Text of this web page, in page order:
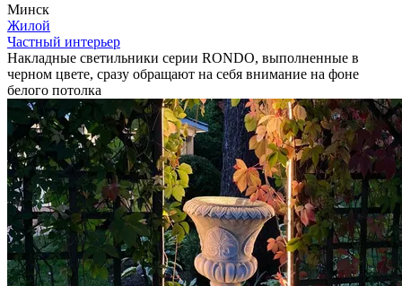
Минск
Жилой
Частный интерьер
Накладные светильники серии RONDO, выполненные в
черном цвете, сразу обращают на себя внимание на фоне
белого потолка